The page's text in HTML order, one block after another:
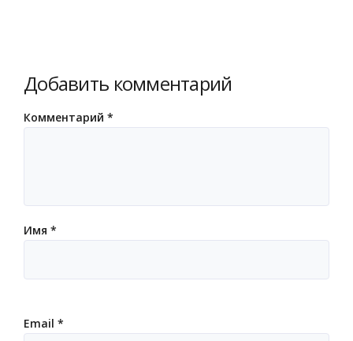
Добавить комментарий
Комментарий *
Имя *
Email *